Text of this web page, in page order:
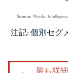
画像 © Mordor
注記: 個別セグ